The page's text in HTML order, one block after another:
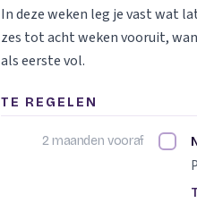
In deze weken leg je vast wat
zes tot acht weken vooruit,
als eerste vol.
TE REGELEN
2 maanden vooraf